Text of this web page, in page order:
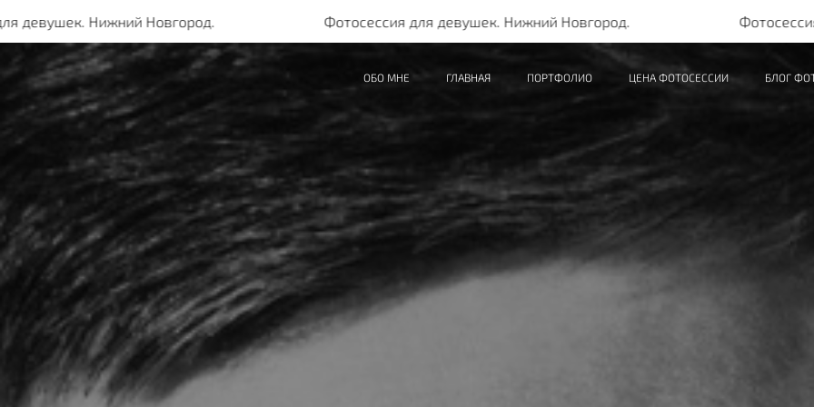
ОБО МНЕ ГЛАВНАЯ ПОРТФОЛИО ЦЕНА ФОТОСЕССИИ БЛОГ
Нижний Новгород. Фотосессия для девушек. Нижний Новгород. Фотосессия для